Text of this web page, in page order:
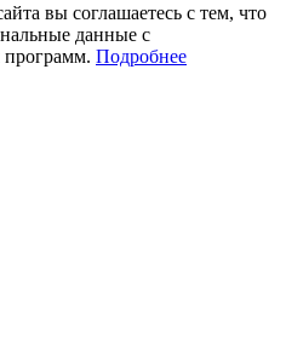
вы соглашаетесь с тем, что
данные с
программ. Подробнее